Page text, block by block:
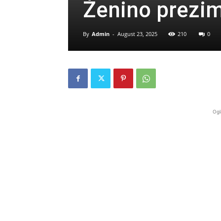
Ženino
By Admin - August 23, 2025 210 0